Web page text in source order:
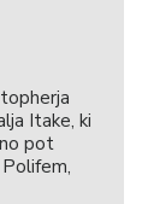
Itake, ki
pot